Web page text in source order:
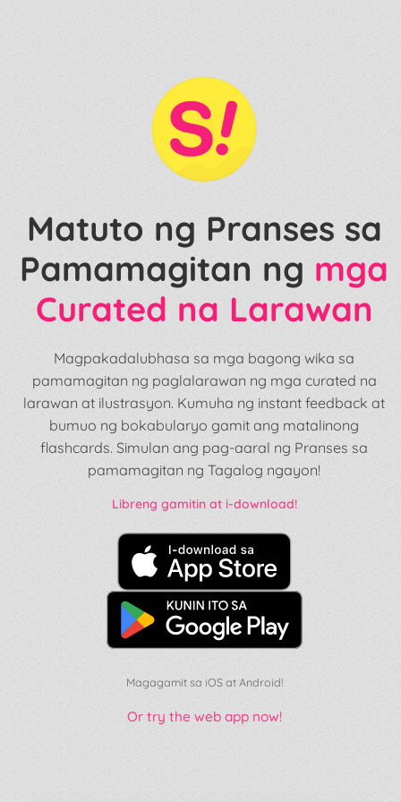
Matuto ng Pranses sa
Pamamagitan ng mga
Curated na Larawan
Magpakadalubhasa sa mga bagong wika sa
pamamagitan ng paglalarawan ng mga curated na
larawan at ilustrasyon. Kumuha ng instant feedback at
bumuo ng bokabularyo gamit ang matalinong
flashcards. Simulan ang pag-aaral ng Pranses sa
pamamagitan ng Tagalog ngayon!
Libreng gamitin at i-download!
Magagamit sa iOS at Android!
Or try the web app now!